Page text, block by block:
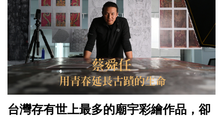
台灣存有世上最多的廟宇彩繪作品，卻